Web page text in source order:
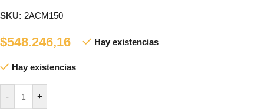
SKU: 2ACM150
$548.246,16 Hay existencias
Hay existencias
- +